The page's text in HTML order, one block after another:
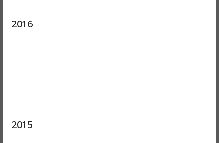
2016
2015